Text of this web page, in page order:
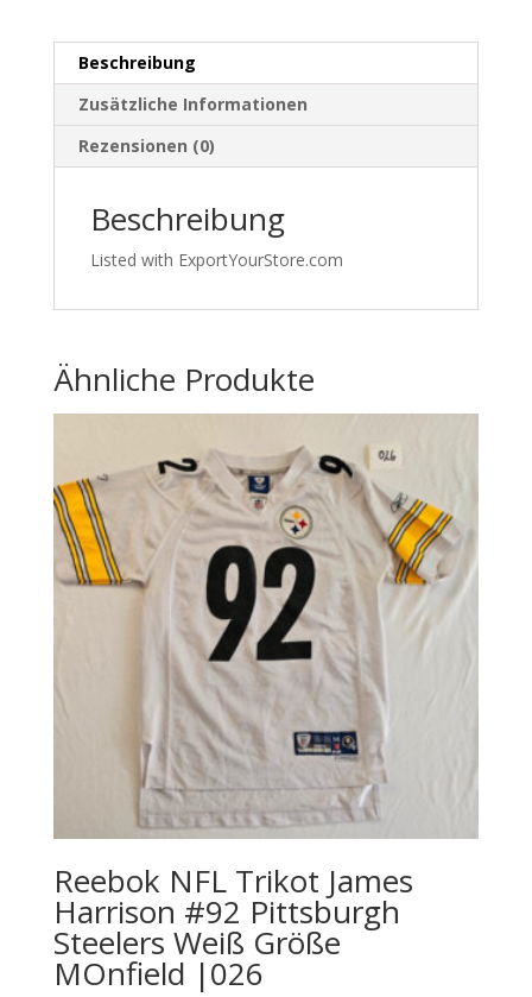
|
Grau/Neongrün/Türkis
Innenhose
Menge
Beschreibung
Zusätzliche Informationen
Rezensionen (0)
Beschreibung
Listed with ExportYourStore.com
Ähnliche Produkte
Reebok NFL Trikot James
Harrison #92 Pittsburgh
Steelers Weiß Größe
MOnfield |026